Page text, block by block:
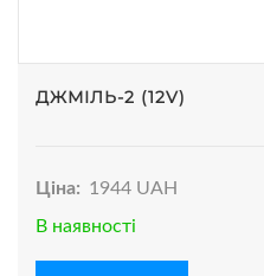
ДЖМІЛЬ-2 (12V)
Ціна: 1944 UAH
В наявності